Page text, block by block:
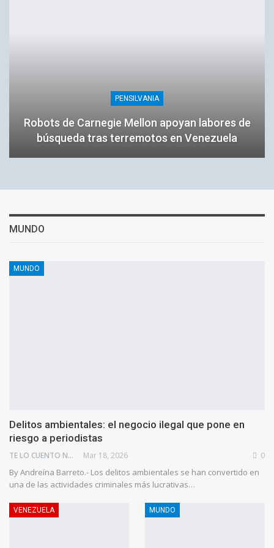
PENSILVANIA
Robots de Carnegie Mellon apoyan labores de
búsqueda tras terremotos en Venezuela
MUNDO
MUNDO
Delitos ambientales: el negocio ilegal que pone en
riesgo a periodistas
TE LO CUENTO NEWS Mar 18, 2026 0
By Andreína Barreto.- Los delitos ambientales se han convertido en
una de las actividades criminales más lucrativas…
VENEZUELA MUNDO